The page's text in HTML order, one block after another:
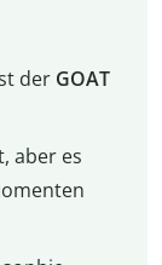
der GOAT
aber es